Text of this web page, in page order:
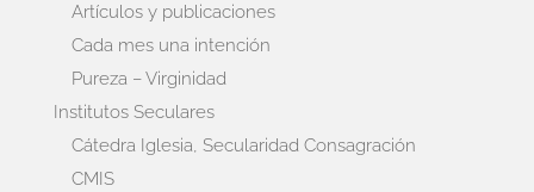
Artículos y publicaciones
Cada mes una intención
Pureza – Virginidad
Institutos Seculares
Cátedra Iglesia, Secularidad Consagración
CMIS